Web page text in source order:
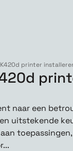
printer
naar een
uitstekende